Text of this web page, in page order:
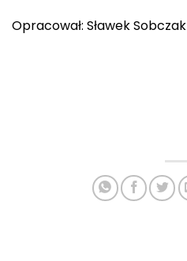
Opracował: Sławek Sobczak